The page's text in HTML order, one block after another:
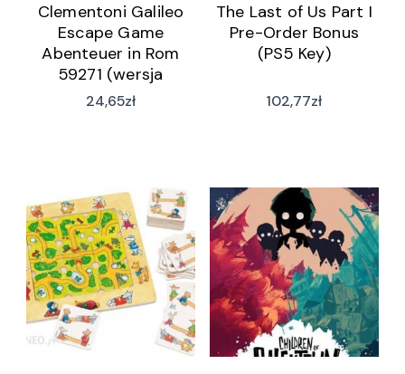
Clementoni Galileo
Escape Game
Abenteuer in Rom
59271 (wersja
niemiecka)
24,65zł
The Last of Us Part I
Pre-Order Bonus
(PS5 Key)
102,77zł